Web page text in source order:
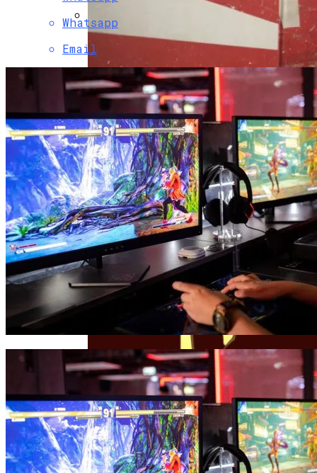
В «Северной Долине» Стартовало
Строительство Седьмого Сада На 280
Мест
Гендерная Нутрициология: Женское
Здоровье (менопауза, ПМС,
Фертильность) И Мужское Здоровье
Почему Проблемы С Зубами Могут
Отразиться На Пищеварении? Топ-5
Советов Для Профилактики От
Стоматолога
Как Отдыхать Как Джейсон Момоа И
Александр Овечкин: Шесть Идей Для
Активного Путешествия
Как Планировать Самостоятельное
Путешествие: 8 Ключевых Моментов
«Человек В Высоком Замке» Филипа К.
Дика: Мир, В Котором Победили
Нацисты
Whatsapp
Email